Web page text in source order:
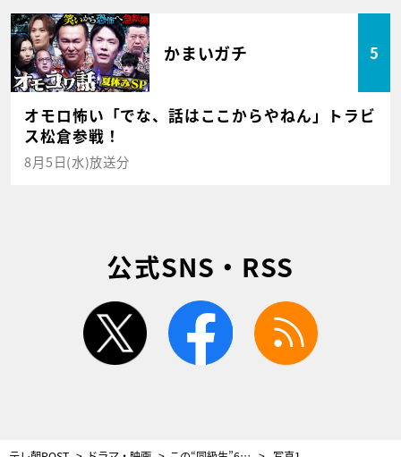
かまいガチ 5
オモロ怖い「でな、話はここからやねん」トラビ
ス松倉参戦！
8月5日(水)放送分
公式SNS・RSS
twitter facebook